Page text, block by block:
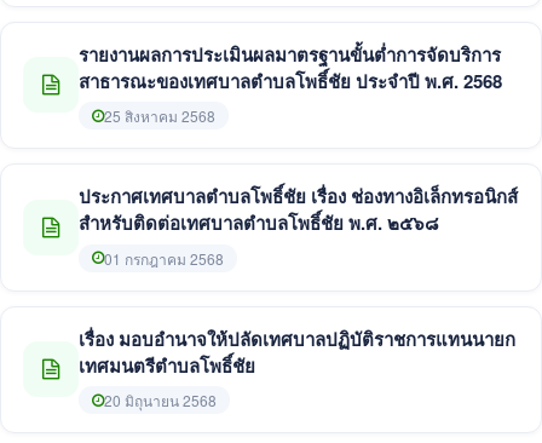
รายงานผลการประเมินผลมาตรฐานขั้นต่ำการจัดบริการ
สาธารณะของเทศบาลตำบลโพธิ์ชัย ประจำปี พ.ศ. 2568
25 สิงหาคม 2568
ประกาศเทศบาลตำบลโพธิ์ชัย เรื่อง ช่องทางอิเล็กทรอนิกส์
สำหรับติดต่อเทศบาลตำบลโพธิ์ชัย พ.ศ. ๒๕๖๘
01 กรกฎาคม 2568
เรื่อง มอบอำนาจให้ปลัดเทศบาลปฏิบัติราชการแทนนายก
เทศมนตรีตำบลโพธิ์ชัย
20 มิถุนายน 2568